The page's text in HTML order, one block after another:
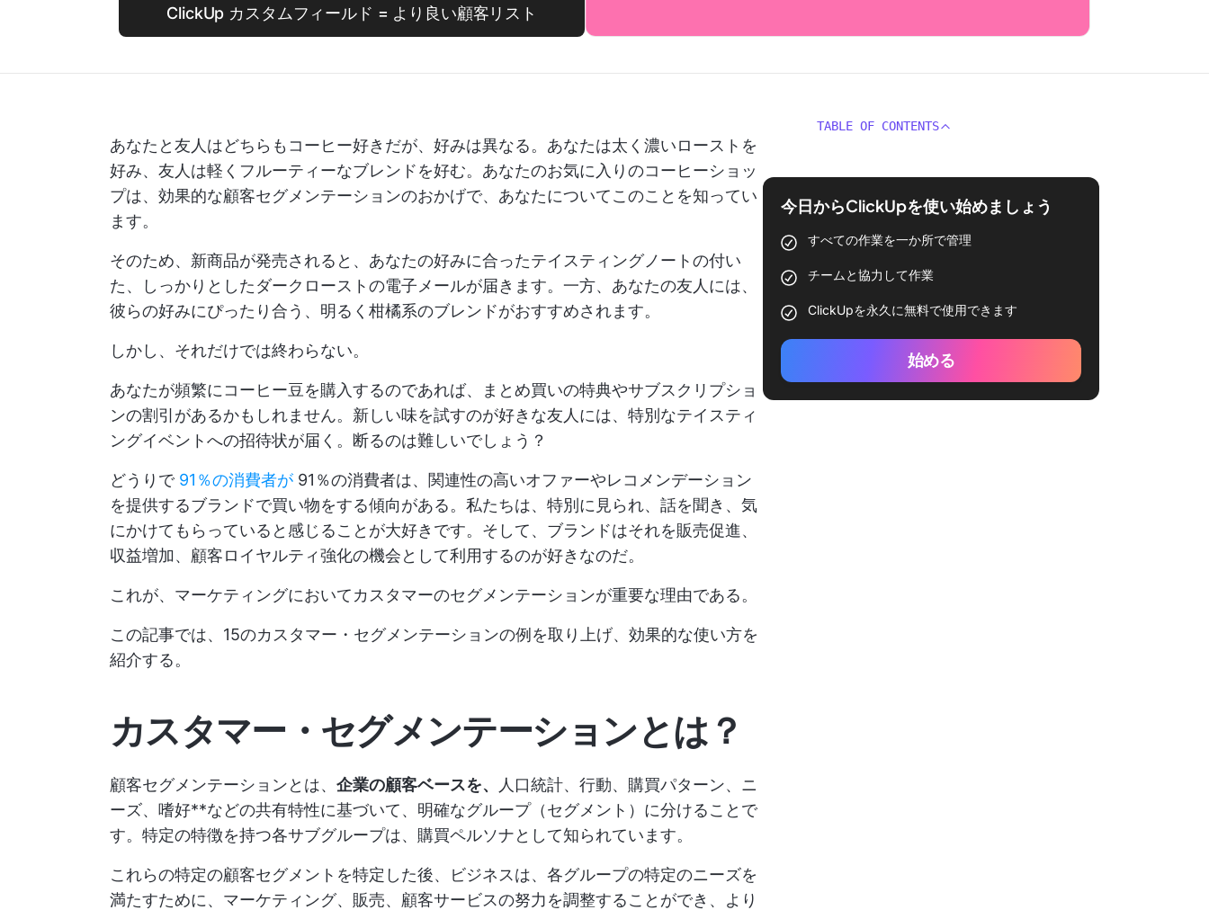
ClickUp カスタムフィールド = より良い顧客リスト
あなたと友人はどちらもコーヒー好きだが、好みは異なる。あなたは太く濃いローストを
好み、友人は軽くフルーティーなブレンドを好む。あなたのお気に入りのコーヒーショッ
プは、効果的な顧客セグメンテーションのおかげで、あなたについてこのことを知ってい
ます。
そのため、新商品が発売されると、あなたの好みに合ったテイスティングノートの付い
た、しっかりとしたダークローストの電子メールが届きます。一方、あなたの友人には、
彼らの好みにぴったり合う、明るく柑橘系のブレンドがおすすめされます。
しかし、それだけでは終わらない。
あなたが頻繁にコーヒー豆を購入するのであれば、まとめ買いの特典やサブスクリプショ
ンの割引があるかもしれません。新しい味を試すのが好きな友人には、特別なテイスティ
ングイベントへの招待状が届く。断るのは難しいでしょう？
どうりで 91％の消費者が 91％の消費者は、関連性の高いオファーやレコメンデーション
を提供するブランドで買い物をする傾向がある。私たちは、特別に見られ、話を聞き、気
にかけてもらっていると感じることが大好きです。そして、ブランドはそれを販売促進、
収益増加、顧客ロイヤルティ強化の機会として利用するのが好きなのだ。
これが、マーケティングにおいてカスタマーのセグメンテーションが重要な理由である。
この記事では、15のカスタマー・セグメンテーションの例を取り上げ、効果的な使い方を
紹介する。
カスタマー・セグメンテーションとは？
顧客セグメンテーションとは、 企業の顧客ベースを、
人口統計、行動、購買パターン、ニ
ーズ、嗜好**などの共有特性に基づいて、明確なグループ（セグメント）に分けることで
す。特定の特徴を持つ各サブグループは、購買ペルソナとして知られています。
これらの特定の顧客セグメントを特定した後、ビジネスは、各グループの特定のニーズを
満たすために、マーケティング、販売、顧客サービスの努力を調整することができ、より
TABLE OF CONTENTS
今日からClickUpを使い始めましょう
すべての作業を一か所で管理
チームと協力して作業
ClickUpを永久に無料で使用できます
始める